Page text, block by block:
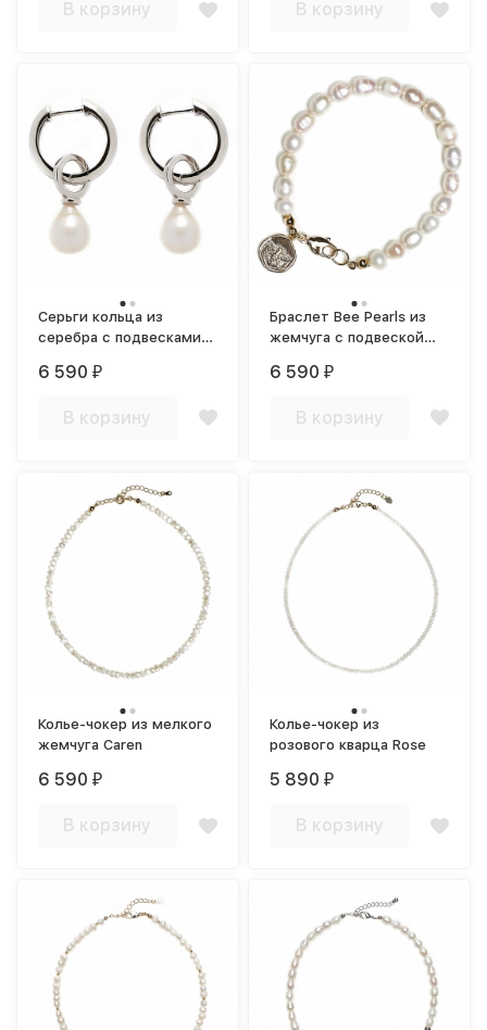
В корзину В корзину
Серьги кольца из
серебра с подвесками
жемчуга Queen
6 590 ₽
В корзину
Браслет Bee Pearls из
жемчуга с подвеской
6 590 ₽
В корзину
Колье-чокер из мелкого
жемчуга Caren
6 590 ₽
В корзину
Колье-чокер из
розового кварца Rose
5 890 ₽
В корзину